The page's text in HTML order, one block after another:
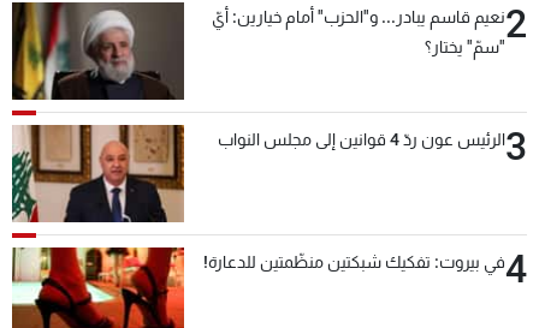
2نعيم قاسم يبادر... و"الحزب" أمام خيارين: أيّ
"سمّ" يختار؟
3الرئيس عون ردّ 4 قوانين إلى مجلس النواب
4في بيروت: تفكيك شبكتين منظّمتين للدعارة!